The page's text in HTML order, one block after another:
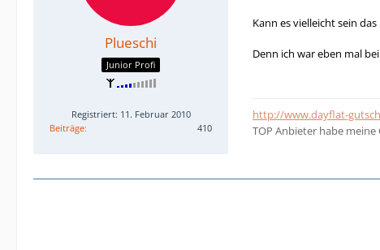
Plueschi
Junior Profi
Registriert: 11. Februar 2010
Beiträge
410
Kann es vielleicht sein
Denn ich war eben mal
http://www.dayflat-
TOP Anbieter habe